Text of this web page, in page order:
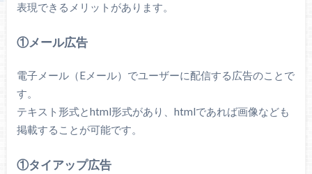
表現できるメリットがあります。
①メール広告
電子メール（Eメール）でユーザーに配信する広告のことで
す。
テキスト形式とhtml形式があり、htmlであれば画像なども
掲載することが可能です。
①タイアップ広告